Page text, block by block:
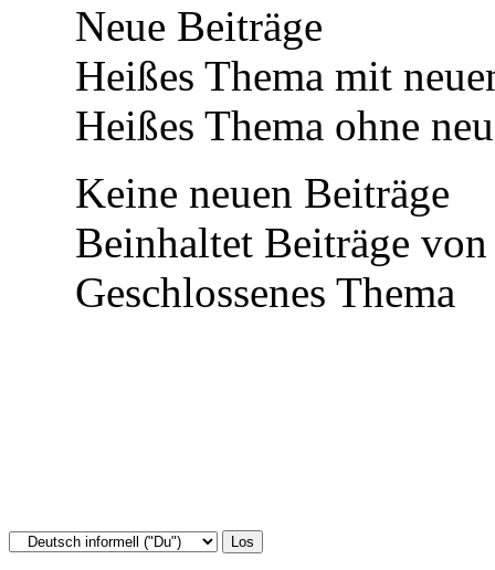
Neue Beiträge
Heißes Thema mit
Heißes Thema ohne
Keine neuen Beiträge
Beinhaltet Beiträge
Geschlossenes Thema